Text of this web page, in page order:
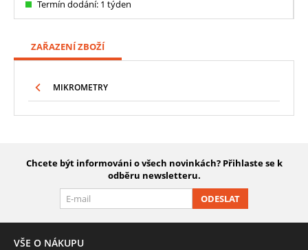
Termín dodání: 1 týden
ZAŘAZENÍ ZBOŽÍ
MIKROMETRY
Chcete být informováni o všech novinkách? Přihlaste se k
odběru newsletteru.
ODESLAT
VŠE O NÁKUPU